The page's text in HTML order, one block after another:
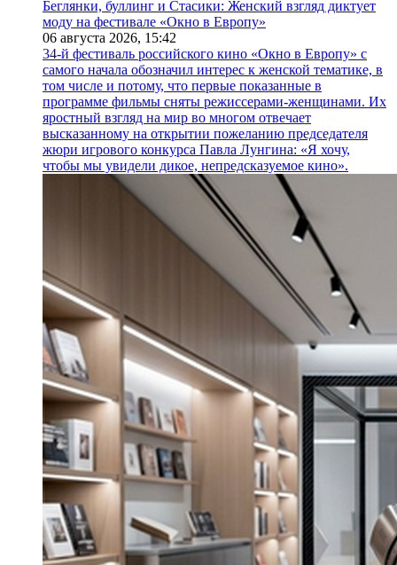
Беглянки, буллинг и Стасики: Женский взгляд диктует
моду на фестивале «Окно в Европу»
06 августа 2026, 15:42
34-й фестиваль российского кино «Окно в Европу» с
самого начала обозначил интерес к женской тематике, в
том числе и потому, что первые показанные в
программе фильмы сняты режиссерами-женщинами. Их
яростный взгляд на мир во многом отвечает
высказанному на открытии пожеланию председателя
жюри игрового конкурса Павла Лунгина: «Я хочу,
чтобы мы увидели дикое, непредсказуемое кино».